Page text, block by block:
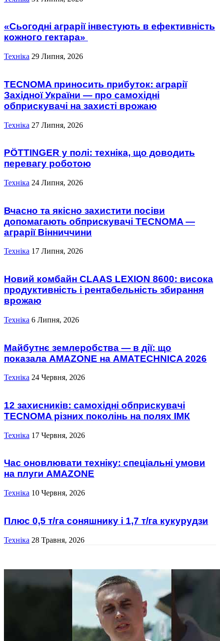
«Сьогодні аграрії інвестують в ефективність
кожного гектара»
Техніка 29 Липня, 2026
TECNOMA приносить прибуток: аграрії
Західної України — про самохідні
обприскувачі на захисті врожаю
Техніка 27 Липня, 2026
PÖTTINGER у полі: техніка, що доводить
перевагу роботою
Техніка 24 Липня, 2026
Вчасно та якісно захистити посіви
допомагають обприскувачі TECNOMA —
аграрії Вінниччини
Техніка 17 Липня, 2026
Новий комбайн CLAAS LEXION 8600: висока
продуктивність і рентабельність збирання
врожаю
Техніка 6 Липня, 2026
Майбутнє землеробства — в дії: що
показала AMAZONE на AMATECHNICA 2026
Техніка 24 Червня, 2026
12 захисників: самохідні обприскувачі
TECNOMA різних поколінь на полях ІМК
Техніка 17 Червня, 2026
Час оновлювати техніку: спеціальні умови
на плуги AMAZONE
Техніка 10 Червня, 2026
Плюс 0,5 т/га соняшнику і 1,7 т/га кукурудзи
Техніка 28 Травня, 2026